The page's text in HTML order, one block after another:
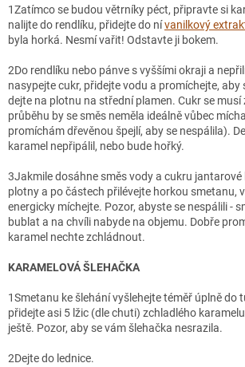
1Zatímco se budou větrníky péct, připravte si
nalijte do rendlíku, přidejte do nívanilkový
byla horká. Nesmí vařit! Odstavte ji bokem.
2Do rendlíku nebo pánve s vyššími okraji a
nasypejte cukr, přidejte vodu a promíchejte, aby
dejte na plotnu na střední plamen. Cukr se
průběhu by se směs neměla ideálně vůbec
promíchám dřevěnou špejlí, aby se nespálila).
karamel nepřipálil, nebo bude hořký.
3Jakmile dosáhne směs vody a cukru
plotny a po částech přilévejte horkou smetanu,
energicky míchejte. Pozor, abyste se nespálili -
bublat a na chvíli nabyde na objemu. Dobře
karamel nechte zchládnout.
KARAMELOVÁ ŠLEHAČKA
1Smetanu ke šlehání vyšlehejte téměř úplně do
přidejte asi 5 lžic (dle chuti) zchladlého
ještě. Pozor, aby se vám šlehačka nesrazila.
2Dejte do lednice.